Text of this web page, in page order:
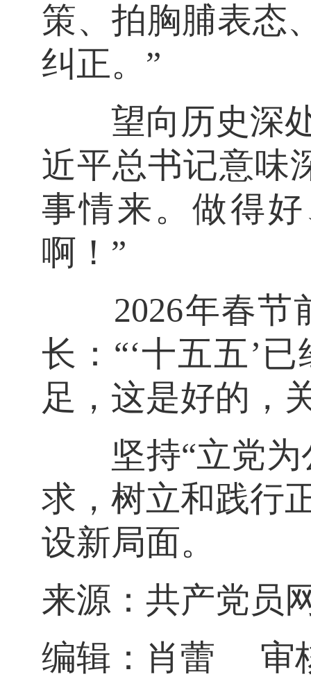
策、拍胸脯表态
纠正。”
望向历史深处
近平总书记意味
事情来。做得
啊！”
2026年春节前
长：“‘十五五’
足，这是好的，
坚持“立党为
求，树立和践行
设新局面。
来源：共产党员
编辑：肖蕾 审